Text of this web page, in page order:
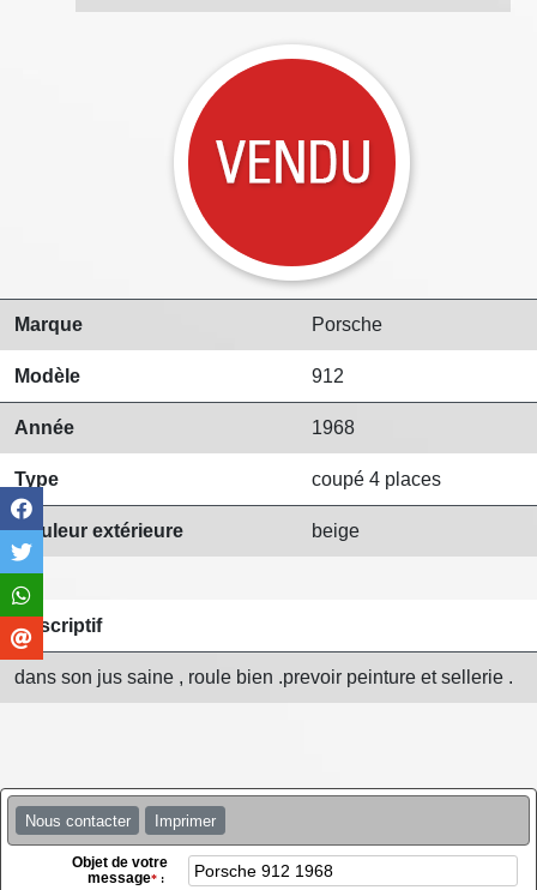
Marque Porsche
Modèle 912
Année 1968
Type coupé 4 places
Couleur extérieure beige
Descriptif
dans son jus saine , roule bien .prevoir peinture et sellerie .
Nous contacter Imprimer
Objet de votre
message*: